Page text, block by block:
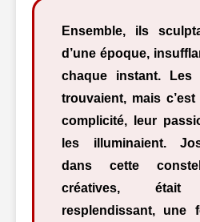
Ensemble, ils
d’une époque,
chaque instant. Les
trouvaient, mais
complicité, leur
les illuminaient.
dans cette
créatives,
resplendissant, une